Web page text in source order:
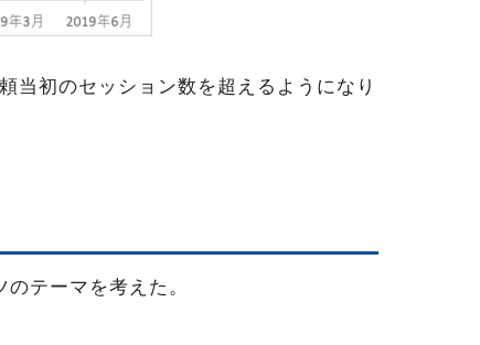
当初のセッション数を超えるようになり
テーマを考えた。